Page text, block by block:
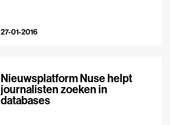
27-01-2016
Nieuwsplatform Nuse helpt
journalisten zoeken in
databases